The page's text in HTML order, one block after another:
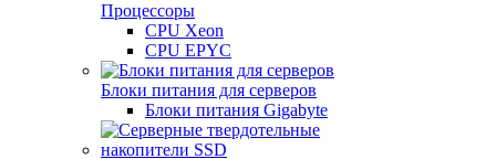
Процессоры
CPU Xeon
CPU EPYC
Блоки питания для серверов
Блоки питания Gigabyte